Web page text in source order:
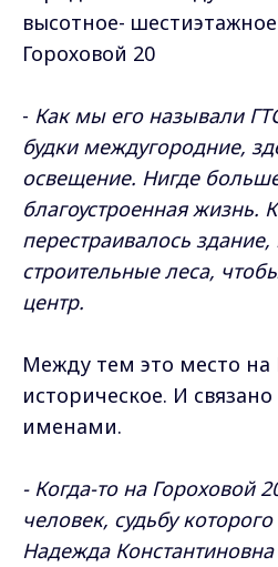
высотное-
Гороховой 20
- Как мы его называли
будки междугородние,
освещение. Нигде
благоустроенная жизнь.
перестраивалось
строительные леса,
центр.
Между тем это место на
историческое. И
именами.
- Когда-то на Гороховой
человек, судьбу
Надежда Константиновна